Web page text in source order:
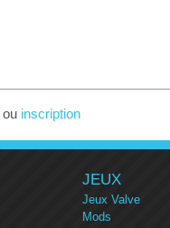
ou inscription
JEUX
Jeux Valve
Mods